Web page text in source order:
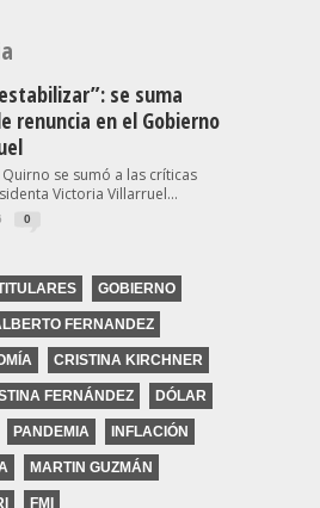
se suma
renuncia en el Gobierno
se sumó a las críticas
Victoria Villarruel...
0
GOBIERNO
FERNANDEZ
CRISTINA KIRCHNER
FERNÁNDEZ DÓLAR
PANDEMIA INFLACIÓN
MARTIN GUZMÁN
FMI